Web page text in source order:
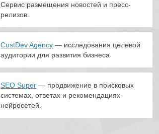
Сервис размещения новостей и пресс-
релизов.
CustDev Agency — исследования целевой
аудитории для развития бизнеса
SEO Super — продвижение в поисковых
системах, ответах и рекомендациях
нейросетей.